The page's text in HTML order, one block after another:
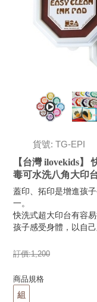
貨號: TG-EPI
【台灣 ilovekids】
毒可水洗八角大印
蓋印、拓印是增進孩
一。
快洗式超大印台有容
孩子感受身體，以自
訂價:1,200
商品規格
組